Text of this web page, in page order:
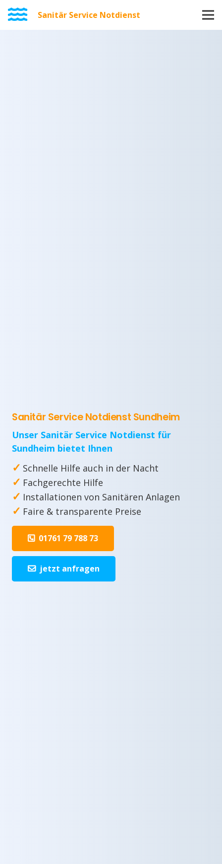
Sanitär Service Notdienst
Sanitär Service Notdienst Sundheim
Unser Sanitär Service Notdienst für
Sundheim bietet Ihnen
✓ Schnelle Hilfe auch in der Nacht
✓ Fachgerechte Hilfe
✓ Installationen von Sanitären Anlagen
✓ Faire & transparente Preise
01761 79 788 73
jetzt anfragen